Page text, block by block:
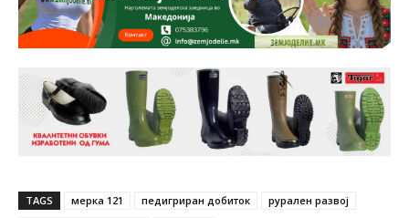
TAGS мерка 121 педигриран добиток
рурален развој